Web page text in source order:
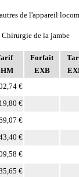
Forfait
EXB
€
€
€
€
€
€
de l'appareil
de la jambe